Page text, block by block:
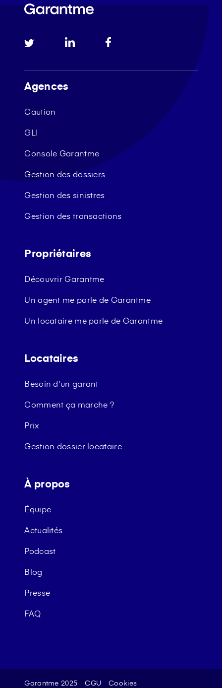
Agences
Caution
GLI
Console Garantme
Gestion des dossiers
Gestion des sinistres
Gestion des transactions
Propriétaires
Découvrir Garantme
Un agent me parle de Garantme
Un locataire me parle de Garantme
Locataires
Besoin d'un garant
Comment ça marche ?
Prix
Gestion dossier locataire
À propos
Équipe
Actualités
Podcast
Blog
Presse
FAQ
Garantme 2025 CGU Cookies